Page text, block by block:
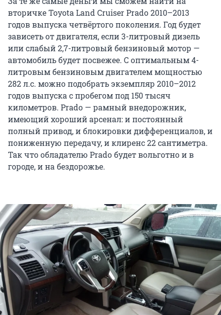
вторичке Toyota Land Cruiser Prado 2010–2013
годов выпуска четвёртого поколения. Год будет
зависеть от двигателя, если 3-литровый дизель
или слабый 2,7-литровый бензиновый мотор —
автомобиль будет посвежее. С оптимальным 4-
литровым бензиновым двигателем мощностью
282 л.с. можно подобрать экземпляр 2010–2012
годов выпуска с пробегом под 150 тысяч
километров. Prado — рамный внедорожник,
имеющий хороший арсенал: и постоянный
полный привод, и блокировки дифференциалов, и
пониженную передачу, и клиренс 22 сантиметра.
Так что обладателю Prado будет вольготно и в
городе, и на бездорожье.